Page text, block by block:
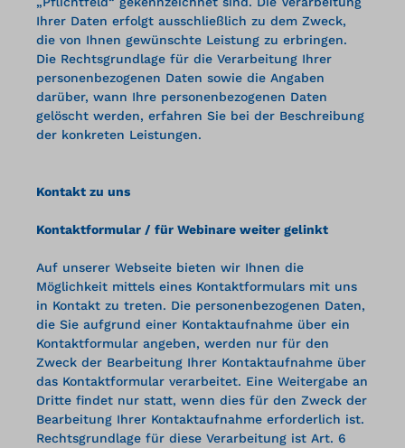
Ihrer Daten erfolgt ausschließlich zu dem Zweck,
die von Ihnen gewünschte Leistung zu erbringen.
Die Rechtsgrundlage für die Verarbeitung Ihrer
personenbezogenen Daten sowie die Angaben
darüber, wann Ihre personenbezogenen Daten
gelöscht werden, erfahren Sie bei der Beschreibung
der konkreten Leistungen.
Kontakt zu uns
Kontaktformular / für Webinare weiter gelinkt
Auf unserer Webseite bieten wir Ihnen die
Möglichkeit mittels eines Kontaktformulars mit uns
in Kontakt zu treten. Die personenbezogenen Daten,
die Sie aufgrund einer Kontaktaufnahme über ein
Kontaktformular angeben, werden nur für den
Zweck der Bearbeitung Ihrer Kontaktaufnahme über
das Kontaktformular verarbeitet. Eine Weitergabe an
Dritte findet nur statt, wenn dies für den Zweck der
Bearbeitung Ihrer Kontaktaufnahme erforderlich ist.
Rechtsgrundlage für diese Verarbeitung ist Art. 6